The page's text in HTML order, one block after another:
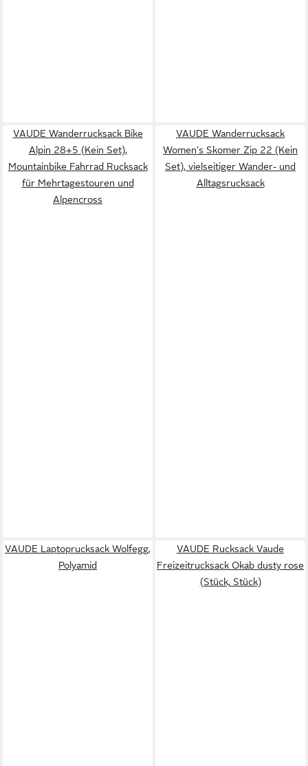
VAUDE Wanderrucksack Bike
Alpin 28+5 (Kein Set),
Mountainbike Fahrrad Rucksack
für Mehrtagestouren und
Alpencross
VAUDE Wanderrucksack
Women's Skomer Zip 22 (Kein
Set), vielseitiger Wander- und
Alltagsrucksack
VAUDE Laptoprucksack Wolfegg,
Polyamid
VAUDE Rucksack Vaude
Freizeitrucksack Okab dusty rose
(Stück, Stück)